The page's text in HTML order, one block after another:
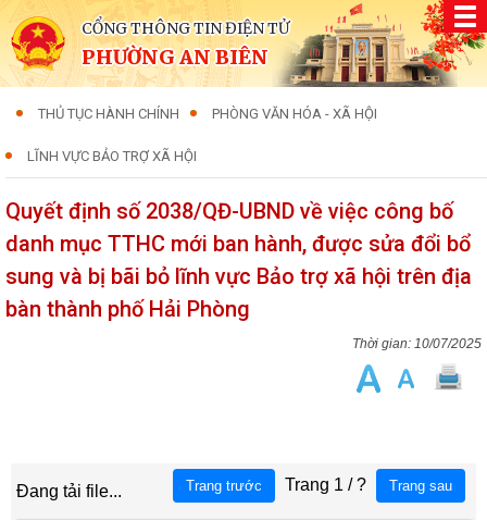
CỔNG THÔNG TIN ĐIỆN TỬ
PHƯỜNG AN BIÊN
THỦ TỤC HÀNH CHÍNH PHÒNG VĂN HÓA - XÃ HỘI
LĨNH VỰC BẢO TRỢ XÃ HỘI
Quyết định số 2038/QĐ-UBND về việc công bố
danh mục TTHC mới ban hành, được sửa đổi bổ
sung và bị bãi bỏ lĩnh vực Bảo trợ xã hội trên địa
bàn thành phố Hải Phòng
10/07/2025